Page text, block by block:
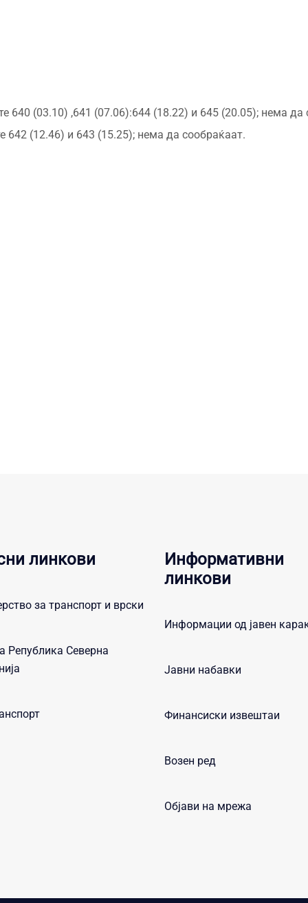
640 (03.10) ,641 (07.06):644 (18.22) и 645 (20.05); нема да
642 (12.46) и 643 (15.25); нема да сообраќаат.
линкови
за транспорт и врски
Република Северна
Информативни
линкови
Информации од јавен
Јавни набавки
Финансиски извештаи
Возен ред
Објави на мрежа